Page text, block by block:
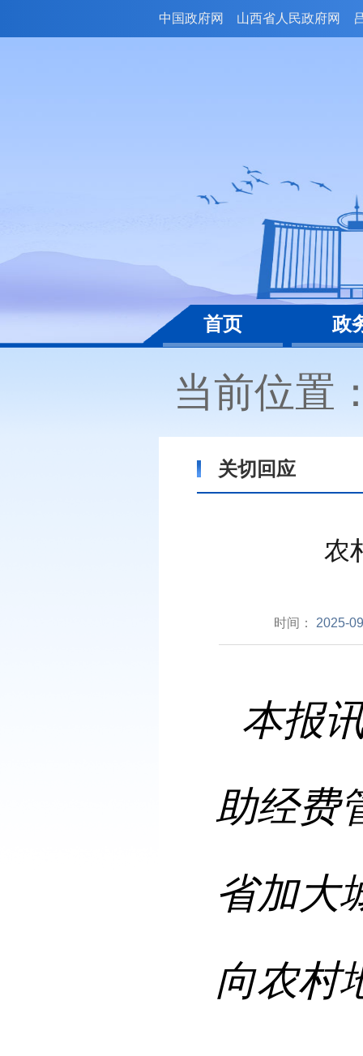
中国政府网 山西省人民政府网
首页 政
当前位置
关切回应
农
时间： 2025-
本报
助经费
省加大
向农村